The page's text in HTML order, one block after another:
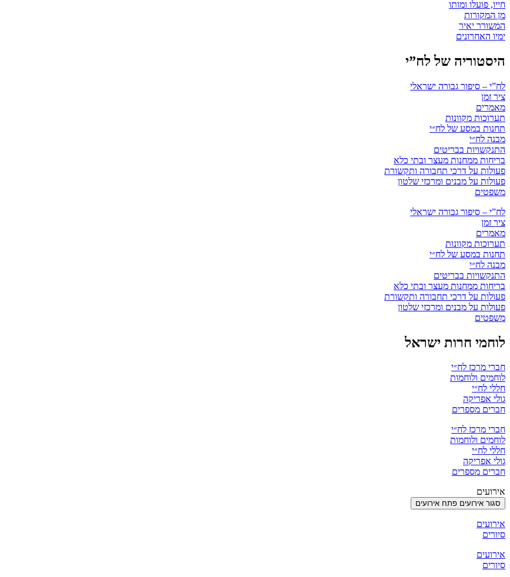
חייו, פועלו ומותו
מן המקורות
המשורר יאיר
ימיו האחרונים
היסטוריה של לח”י
לח”י – סיפור גבורה ישראלי
ציר זמן
מאמרים
תערוכות מקוונות
תחנות במסע של לח״י
מבנה לח״י
התנקשויות בבריטים
בריחות ממחנות מעצר ובתי כלא
פעולות על דרכי תחבורה ותקשורת
פעולות על מבנים ומרכזי שלטון
משפטים
לח”י – סיפור גבורה ישראלי
ציר זמן
מאמרים
תערוכות מקוונות
תחנות במסע של לח״י
מבנה לח״י
התנקשויות בבריטים
בריחות ממחנות מעצר ובתי כלא
פעולות על דרכי תחבורה ותקשורת
פעולות על מבנים ומרכזי שלטון
משפטים
לוחמי חרות ישראל
חברי מרכז לח״י
לוחמים ולוחמות
חללי לח״י
גולי אפריקה
חברים מספרים
חברי מרכז לח״י
לוחמים ולוחמות
חללי לח״י
גולי אפריקה
חברים מספרים
אירועים
סגור אירועים פתח אירועים
אירועים
סיורים
אירועים
סיורים